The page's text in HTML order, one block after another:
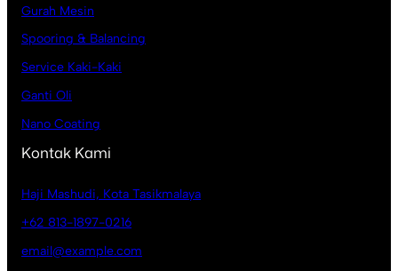
Gurah Mesin
Spooring & Balancing
Service Kaki-Kaki
Ganti Oli
Nano Coating
Kontak Kami
Haji Mashudi, Kota Tasikmalaya
+62 813-1897-0216
email@example.com